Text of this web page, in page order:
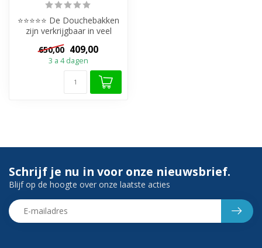
⭐⭐⭐⭐⭐ De Douchebakken
zijn verkrijgbaar in veel
verschillende materialen. Als
u...
650,00 409,00
3 a 4 dagen
Schrijf je nu in voor onze nieuwsbrief.
Blijf op de hoogte over onze laatste acties